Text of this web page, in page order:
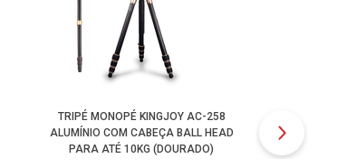
TRIPÉ MONOPÉ KINGJOY AC-258
ALUMÍNIO COM CABEÇA BALL HEAD
PARA ATÉ 10KG (DOURADO)